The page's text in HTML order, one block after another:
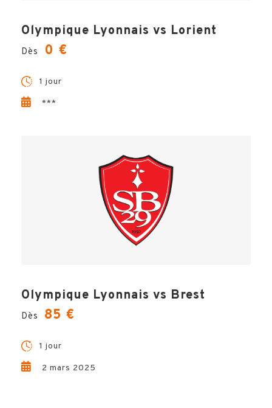
Pour la formule place + musée :
La place de stade en tribune latérale
centrale – bloc 010
L’entrée au musée
L'assistance Hémisphères Voyages à
Olympique Lyonnais vs Lorient
Dès 0 €
1 jour
***
Olympique Lyonnais vs Brest
Dès 85 €
1 jour
2 mars 2025